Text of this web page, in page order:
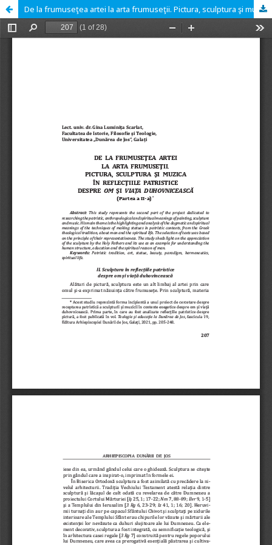
De la frumuseţea artei la arta frumuseţii. Pictura, sculptura şi muzica în reflecţiile patristice despre Om şi Viaţa duhovnicească (Partea a II-a)